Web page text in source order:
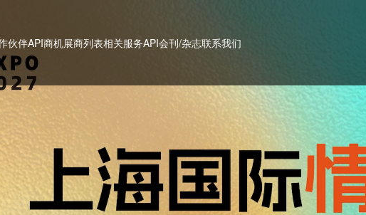
伙伴API商机展商列表相关服务API会刊/杂志联系我们